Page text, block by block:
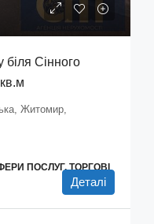
біля Сінного
Житомир,
ПОСЛУГ, ТОРГОВІ
Деталі